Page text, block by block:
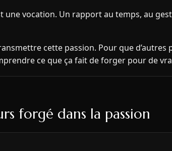
une vocation. Un rapport au temps, au
cette passion. Pour que d’autres
ce que ça fait de forger pour de
forgé dans la passion